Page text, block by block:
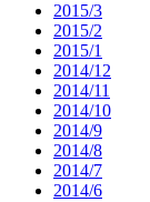
2015/3
2015/2
2015/1
2014/12
2014/11
2014/10
2014/9
2014/8
2014/7
2014/6